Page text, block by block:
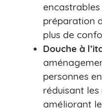
préparation
plus de
Douche à
personnes
réduisant les
améliorant